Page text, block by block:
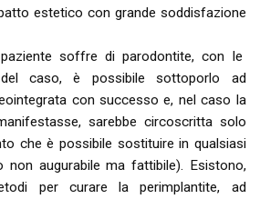
estetico con grande soddisfazione
soffre di parodontite, con le
caso, è possibile sottoporlo ad
con successo e, nel caso la
sarebbe circoscritta solo
che è possibile sostituire in qualsiasi
non augurabile ma fattibile). Esistono,
per curare la perimplantite, ad